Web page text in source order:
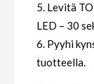
5. Levitä
LED – 30
6. Pyyhi
tuotteella.